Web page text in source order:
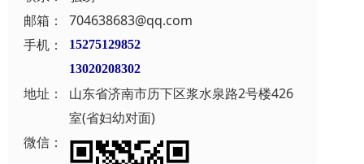
邮箱：
704638683@qq.com
手机：
15275129852
13020208302
地址：
山东省济南市历下区浆水泉路2号楼426
室(省妇幼对面)
微信：